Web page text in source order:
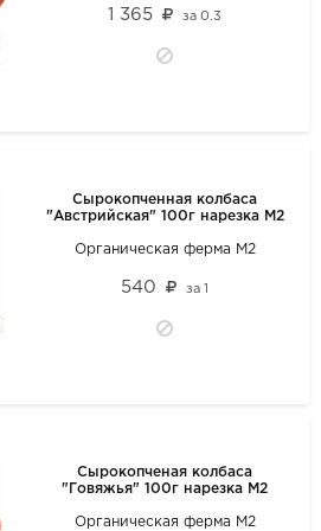
1 365 за0.3
Сырокопченная колбаса
"Австрийская" 100г нарезка М2
Органическая ферма М2
540 за1
Сырокопченая колбаса
"Говяжья" 100г нарезка М2
Органическая ферма М2